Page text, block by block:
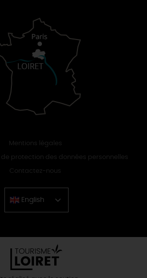
Mentions légales
de protection des données personnelles
Contactez-nous
English
Chinese